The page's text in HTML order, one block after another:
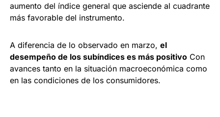
aumento del índice general que asciende al cuadrante
más favorable del instrumento.
A diferencia de lo observado en marzo, el
desempeño de los subíndices es más positivo Con
avances tanto en la situación macroeconómica como
en las condiciones de los consumidores.